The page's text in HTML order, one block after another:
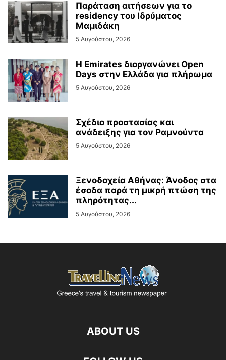
Παράταση αιτήσεων για το
residency του Ιδρύματος
Μαμιδάκη
5 Αυγούστου, 2026
Η Emirates διοργανώνει Open
Days στην Ελλάδα για πλήρωμα
5 Αυγούστου, 2026
Σχέδιο προστασίας και
ανάδειξης για τον Ραμνούντα
5 Αυγούστου, 2026
Ξενοδοχεία Αθήνας: Άνοδος στα
έσοδα παρά τη μικρή πτώση της
πληρότητας...
5 Αυγούστου, 2026
ABOUT US